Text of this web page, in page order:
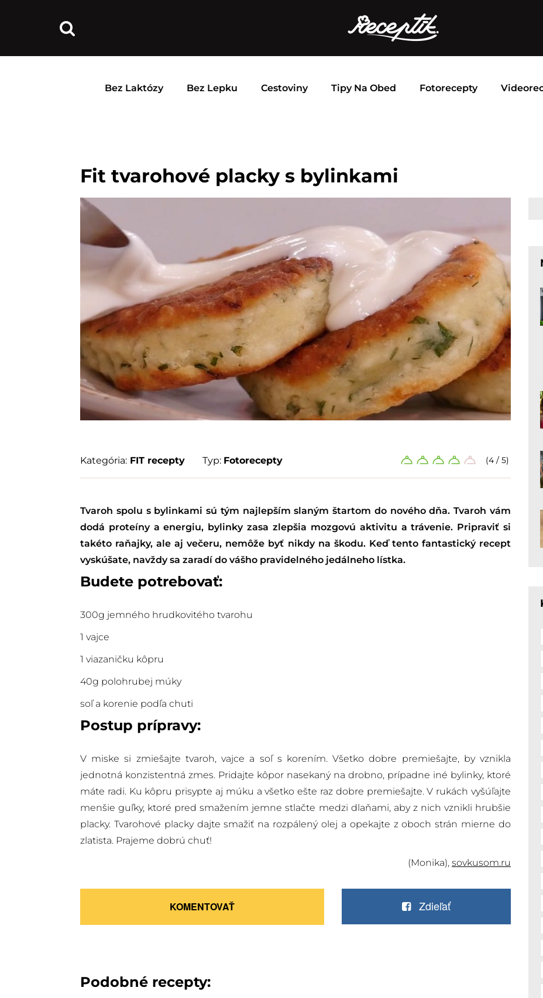
Bez Laktózy Bez Lepku Cestoviny Tipy Na Obed Fotorecepty
Fit tvarohové placky s bylinkami
(4 / 5)
Kategória: FIT recepty Typ: Fotorecepty
Tvaroh spolu s bylinkami sú tým najlepším slaným štartom do nového dňa. Tvaroh vám
dodá proteíny a energiu, bylinky zasa zlepšia mozgovú aktivitu a trávenie. Pripraviť si
takéto raňajky, ale aj večeru, nemôže byť nikdy na škodu. Keď tento fantastický recept
vyskúšate, navždy sa zaradí do vášho pravidelného jedálneho lístka.
Budete potrebovať:
300g jemného hrudkovitého tvarohu
1 vajce
1 viazaničku kôpru
40g polohrubej múky
soľ a korenie podľa chuti
Postup prípravy:
V miske si zmiešajte tvaroh, vajce a soľ s korením. Všetko dobre premiešajte, by vznikla
jednotná konzistentná zmes. Pridajte kôpor nasekaný na drobno, prípadne iné bylinky, ktoré
máte radi. Ku kôpru prisypte aj múku a všetko ešte raz dobre premiešajte. V rukách vyšúľajte
menšie guľky, ktoré pred smažením jemne stlačte medzi dlaňami, aby z nich vznikli hrubšie
placky. Tvarohové placky dajte smažiť na rozpálený olej a opekajte z oboch strán mierne do
zlatista. Prajeme dobrú chuť!
(Monika), sovkusom.ru
KOMENTOVAŤ Zdieľať
Podobné recepty: